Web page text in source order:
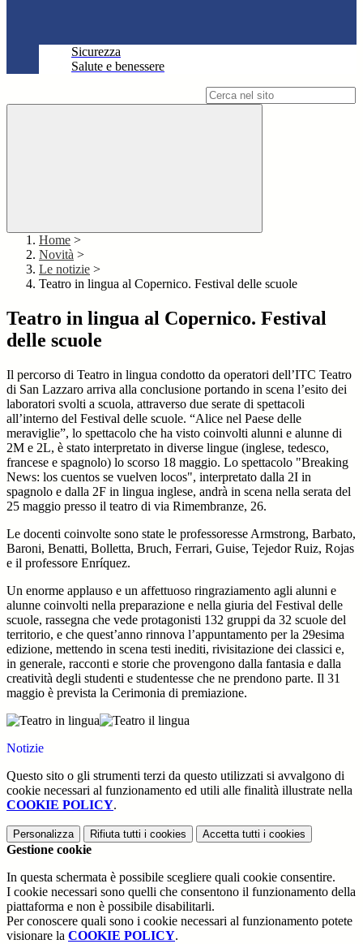
Sicurezza
Salute e benessere
Home >
Novità >
Le notizie >
Teatro in lingua al Copernico. Festival delle scuole
Teatro in lingua al Copernico. Festival
delle scuole
Il percorso di Teatro in lingua condotto da operatori dell’ITC Teatro
di San Lazzaro arriva alla conclusione portando in scena l’esito dei
laboratori svolti a scuola, attraverso due serate di spettacoli
all’interno del Festival delle scuole. “Alice nel Paese delle
meraviglie”, lo spettacolo che ha visto coinvolti alunni e alunne di
2M e 2L, è stato interpretato in diverse lingue (inglese, tedesco,
francese e spagnolo) lo scorso 18 maggio. Lo spettacolo "Breaking
News: los cuentos se vuelven locos", interpretato dalla 2I in
spagnolo e dalla 2F in lingua inglese, andrà in scena nella serata del
25 maggio presso il teatro di via Rimembranze, 26.
Le docenti coinvolte sono state le professoresse Armstrong, Barbato,
Baroni, Benatti, Bolletta, Bruch, Ferrari, Guise, Tejedor Ruiz, Rojas
e il professore Enríquez.
Un enorme applauso e un affettuoso ringraziamento agli alunni e
alunne coinvolti nella preparazione e nella giuria del Festival delle
scuole, rassegna che vede protagonisti 132 gruppi da 32 scuole del
territorio, e che quest’anno rinnova l’appuntamento per la 29esima
edizione, mettendo in scena testi inediti, rivisitazione dei classici e,
in generale, racconti e storie che provengono dalla fantasia e dalla
creatività degli studenti e studentesse che ne prendono parte. Il 31
maggio è prevista la Cerimonia di premiazione.
Notizie
Questo sito o gli strumenti terzi da questo utilizzati si avvalgono di
cookie necessari al funzionamento ed utili alle finalità illustrate nella
COOKIE POLICY.
Personalizza Rifiuta tutti i cookies Accetta tutti i cookies
Gestione cookie
In questa schermata è possibile scegliere quali cookie consentire.
I cookie necessari sono quelli che consentono il funzionamento della
piattaforma e non è possibile disabilitarli.
Per conoscere quali sono i cookie necessari al funzionamento potete
visionare la COOKIE POLICY.